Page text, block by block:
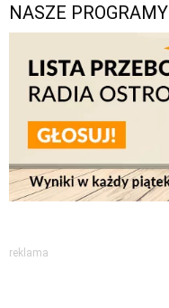
NASZE PROGRAMY
reklama